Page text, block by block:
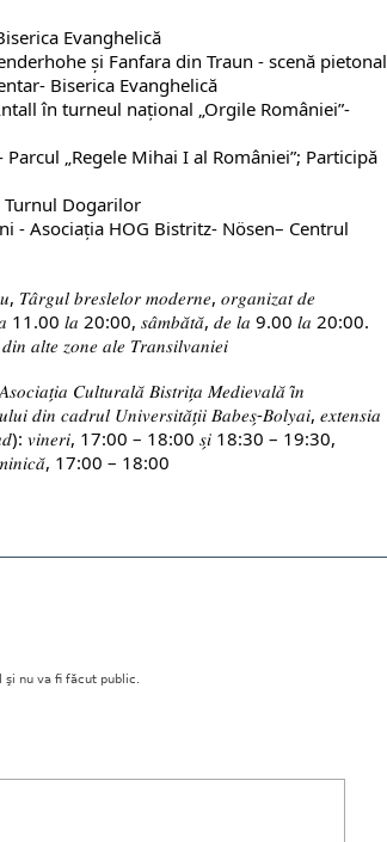
Evanghelică
și Fanfara din Traun - scenă pietonal
Biserica Evanghelică
în turneul național „Orgile României”-
„Regele Mihai I al României”; Participă
Turnul Dogarilor
- Asociaţia HOG Bistritz- Nösen– Centrul
𝑇𝑎̂𝑟𝑔𝑢𝑙 𝑏𝑟𝑒𝑠𝑙𝑒𝑙𝑜𝑟 𝑚𝑜𝑑𝑒𝑟𝑛𝑒, 𝑜𝑟𝑔𝑎𝑛𝑖𝑧𝑎𝑡 𝑑𝑒
𝑙𝑎 11.00 𝑙𝑎 20:00, 𝑠𝑎̂𝑚𝑏𝑎̆𝑡𝑎̆, 𝑑𝑒 𝑙𝑎 9.00 𝑙𝑎 20:00.
𝑎𝑙𝑡𝑒 𝑧𝑜𝑛𝑒 𝑎𝑙𝑒 𝑇𝑟𝑎𝑛𝑠𝑖𝑙𝑣𝑎𝑛𝑖𝑒𝑖
𝐶𝑢𝑙𝑡𝑢𝑟𝑎𝑙𝑎̆ 𝐵𝑖𝑠𝑡𝑟𝑖𝑡̗𝑎 𝑀𝑒𝑑𝑖𝑒𝑣𝑎𝑙𝑎̆ 𝑖̂𝑛
𝑑𝑖𝑛 𝑐𝑎𝑑𝑟𝑢𝑙 𝑈𝑛𝑖𝑣𝑒𝑟𝑠𝑖𝑡𝑎̆𝑡̗𝑖𝑖 𝐵𝑎𝑏𝑒𝑠̗-𝐵𝑜𝑙𝑦𝑎𝑖, 𝑒𝑥𝑡𝑒𝑛𝑠𝑖𝑎
𝑣𝑖𝑛𝑒𝑟𝑖, 17:00 – 18:00 𝑠̗𝑖 18:30 – 19:30,
17:00 – 18:00
nu va fi făcut public.